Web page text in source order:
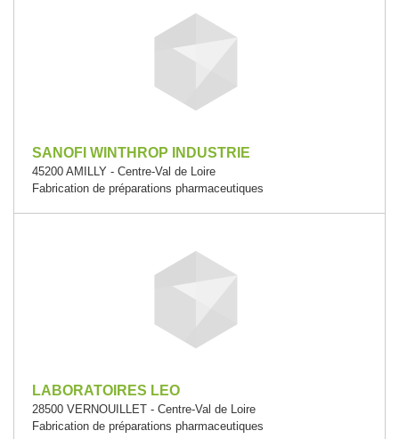
SANOFI WINTHROP INDUSTRIE
45200 AMILLY - Centre-Val de Loire
Fabrication de préparations pharmaceutiques
LABORATOIRES LEO
28500 VERNOUILLET - Centre-Val de Loire
Fabrication de préparations pharmaceutiques